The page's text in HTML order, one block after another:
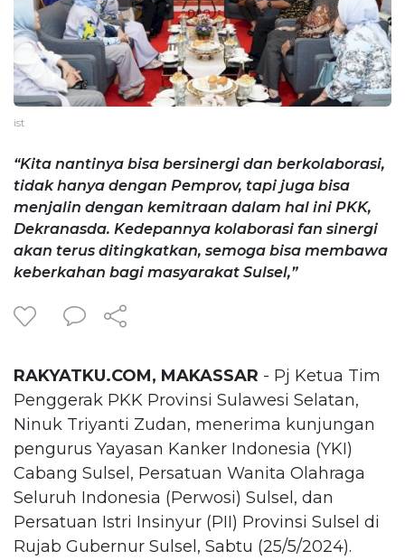
ist
“Kita nantinya bisa bersinergi dan berkolaborasi,
tidak hanya dengan Pemprov, tapi juga bisa
menjalin dengan kemitraan dalam hal ini PKK,
Dekranasda. Kedepannya kolaborasi fan sinergi
akan terus ditingkatkan, semoga bisa membawa
keberkahan bagi masyarakat Sulsel,”
RAKYATKU.COM, MAKASSAR - Pj Ketua Tim
Penggerak PKK Provinsi Sulawesi Selatan,
Ninuk Triyanti Zudan, menerima kunjungan
pengurus Yayasan Kanker Indonesia (YKI)
Cabang Sulsel, Persatuan Wanita Olahraga
Seluruh Indonesia (Perwosi) Sulsel, dan
Persatuan Istri Insinyur (PII) Provinsi Sulsel di
Rujab Gubernur Sulsel, Sabtu (25/5/2024).